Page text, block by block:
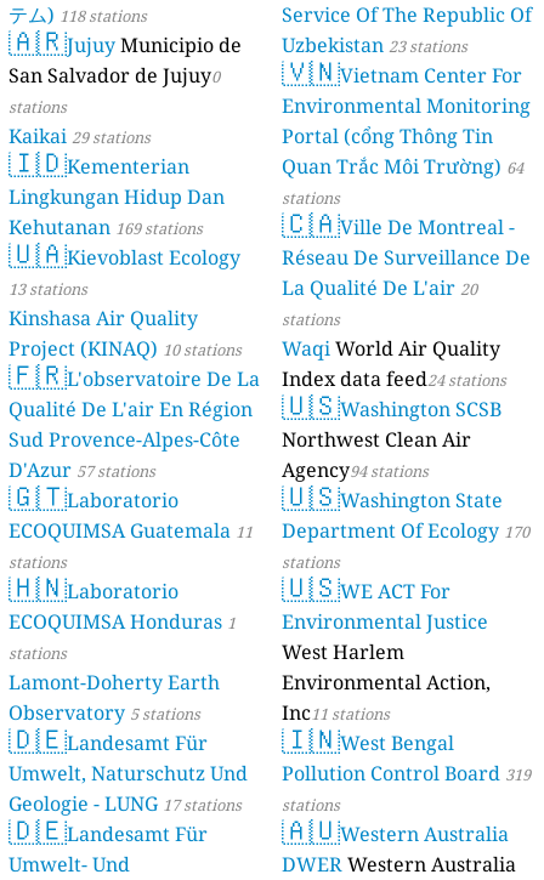
テム) 118 stations
🇦🇷Jujuy Municipio de
San Salvador de Jujuy0
stations
Kaikai 29 stations
🇮🇩Kementerian
Lingkungan Hidup Dan
Kehutanan 169 stations
🇺🇦Kievoblast Ecology
13 stations
Kinshasa Air Quality
Project (KINAQ) 10 stations
🇫🇷L'observatoire De La
Qualité De L'air En Région
Sud Provence-Alpes-Côte
D'Azur 57 stations
🇬🇹Laboratorio
ECOQUIMSA Guatemala 11
stations
🇭🇳Laboratorio
ECOQUIMSA Honduras 1
stations
Lamont-Doherty Earth
Observatory 5 stations
🇩🇪Landesamt Für
Umwelt, Naturschutz Und
Geologie - LUNG 17 stations
🇩🇪Landesamt Für
Umwelt- Und
Service Of The Republic Of
Uzbekistan 23 stations
🇻🇳Vietnam Center For
Environmental Monitoring
Portal (cổng Thông Tin
Quan Trắc Môi Trường) 64
stations
🇨🇦Ville De Montreal -
Réseau De Surveillance De
La Qualité De L'air 20
stations
WaqiWorld Air Quality
Index data feed24 stations
🇺🇸Washington SCSB
Northwest Clean Air
Agency94 stations
🇺🇸Washington State
Department Of Ecology 170
stations
🇺🇸WE ACT For
Environmental Justice
West Harlem
Environmental Action,
Inc11 stations
🇮🇳West Bengal
Pollution Control Board 319
stations
🇦🇺Western Australia
DWERWestern Australia